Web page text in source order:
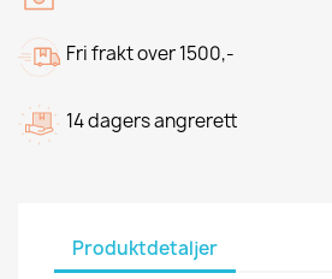
Fri frakt over 1500,-
14 dagers angrerett
Produktdetaljer